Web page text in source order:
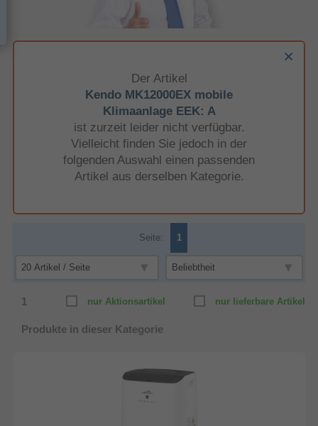
Der Artikel
Kendo MK12000EX mobile
Klimaanlage EEK: A
ist zurzeit leider nicht verfügbar.
Vielleicht finden Sie jedoch in der
folgenden Auswahl einen passenden
Artikel aus derselben Kategorie.
Seite: 1
nur lieferbare Artikel
nur Aktionsartikel
1
Produkte in dieser Kategorie